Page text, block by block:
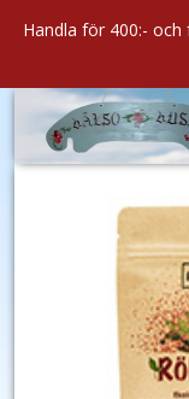
Handla för 400:-